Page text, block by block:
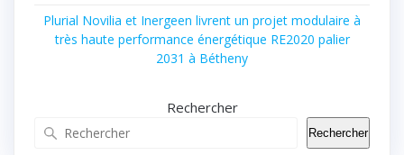
Plurial Novilia et Inergeen livrent un projet modulaire à
très haute performance énergétique RE2020 palier
2031 à Bétheny
Rechercher
Rechercher